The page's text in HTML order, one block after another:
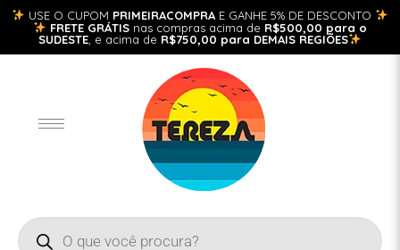
USE O CUPOM PRIMEIRACOMPRA E GANHE 5% DE DESCONTO
FRETE GRÁTISnas compras acima de R$500,00 para o
SUDESTE , e acima de R$750,00 para DEMAIS REGIÕES